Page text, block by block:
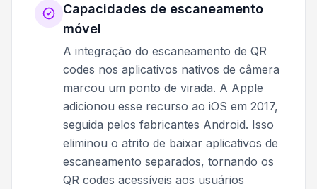
Capacidades de escaneamento
móvel
A integração do escaneamento de QR
codes nos aplicativos nativos de câmera
marcou um ponto de virada. A Apple
adicionou esse recurso ao iOS em 2017,
seguida pelos fabricantes Android. Isso
eliminou o atrito de baixar aplicativos de
escaneamento separados, tornando os
QR codes acessíveis aos usuários